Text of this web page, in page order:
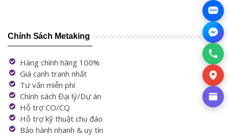
Chính Sách Metaking
Hàng chính hãng 100%
Giá cạnh tranh nhất
Tư vấn miễn phí
Chính sách Đại lý/Dự án
Hỗ trợ CO/CQ
Hỗ trợ kỹ thuật chu đáo
Bảo hành nhanh & uy tín
Zalo